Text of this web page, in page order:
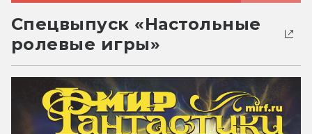
Спецвыпуск «Настольные
ролевые игры»